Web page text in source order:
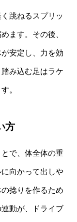
跳ねるスプリッ
ます。その後、
安定し、力を効
み込む足はラケ
。
方
で、体全体の重
向かって出しや
捻りを作るため
動が、ドライブ